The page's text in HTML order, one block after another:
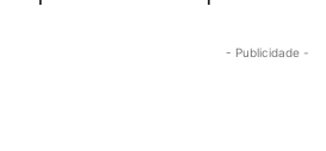
- Publicidade -